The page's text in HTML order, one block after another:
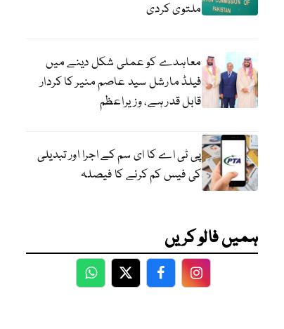
ملتوی کردی
معاہدے کو عملی شکل دینے میں
فیلڈ مارشل سید عاصم منیر کا کردار
قابل قدر ہے، وزیراعظم
پی ٹی اے کا ای سم کے اجرا اور تبدیلی
کی فیس کم کرنے کا فیصلہ
ہمیں فالو کریں
WhatsApp
TwitterFacebookFacebook